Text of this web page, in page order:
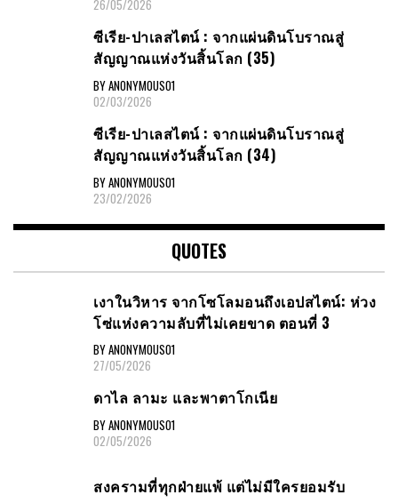
26/05/2026
ซีเรีย​-ปาเลสไตน์​ : จากแผ่นดินโบราณสู่
สัญญาณ​แห่งวันสิ้นโลก​ (35)
BY ANONYMOUS01
02/03/2026
ซีเรีย​-ปาเลสไตน์​ : จากแผ่นดินโบราณสู่
สัญญาณ​แห่งวันสิ้นโลก​ (34)
BY ANONYMOUS01
23/02/2026
QUOTES
เงาในวิหาร จากโซโลมอนถึงเอปสไตน์: ห่วง
โซ่แห่งความลับที่ไม่เคยขาด ตอนที่ 3
BY ANONYMOUS01
27/05/2026
ดาไล ลามะ และพาตาโกเนีย
BY ANONYMOUS01
02/05/2026
สงครามที่ทุกฝ่ายแพ้ แต่ไม่มีใครยอมรับ